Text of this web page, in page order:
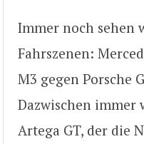
Immer noch sehen
Fahrszenen:
M3 gegen Porsche
Dazwischen immer
Artega GT, der die